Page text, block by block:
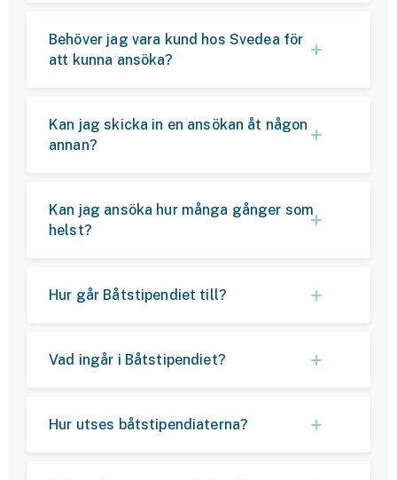
Behöver jag vara kund hos Svedea för
att kunna ansöka?
Kan jag skicka in en ansökan åt någon
annan?
Kan jag ansöka hur många gånger som
helst?
Hur går Båtstipendiet till?
Vad ingår i Båtstipendiet?
Hur utses båtstipendiaterna?